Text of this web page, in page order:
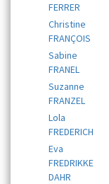
FERRER
Christine
FRANÇOIS
Sabine
FRANEL
Suzanne
FRANZEL
Lola
FREDERICH
Eva
FREDRIKKE
DAHR